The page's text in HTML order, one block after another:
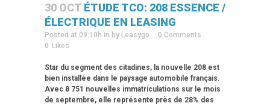
30 OCT ÉTUDE TCO: 208 ESSENCE /
ÉLECTRIQUE EN LEASING
Posted at 09:10h in by Leasygo
0 Comments
0 Likes
Star du segment des citadines, la nouvelle 208 est
bien installée dans le paysage automobile français.
Avec 8 751 nouvelles immatriculations sur le mois
de septembre, elle représente près de 28% des